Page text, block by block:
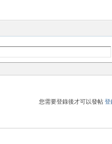
您需要登錄後才可以發帖 登